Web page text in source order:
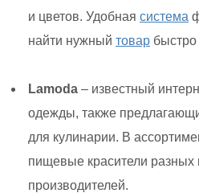
и цветов. Удобная система
найти нужный товар быстро
Lamoda – известный
одежды, также
для кулинарии. В
пищевые красители разных
производителей.